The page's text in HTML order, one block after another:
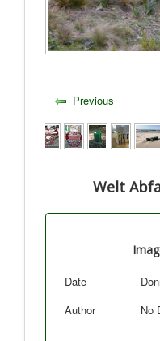
Previous
Welt
Date
Author
No